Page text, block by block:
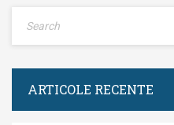
ARTICOLE RECENTE